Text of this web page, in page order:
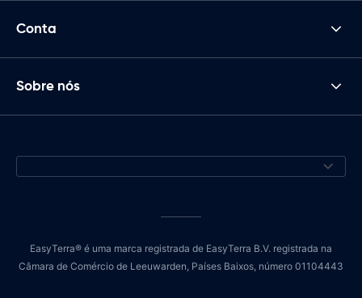
Conta
Sobre nós
EasyTerra® é uma marca registrada de EasyTerra B.V. registrada na
Câmara de Comércio de Leeuwarden, Países Baixos, número 01104443